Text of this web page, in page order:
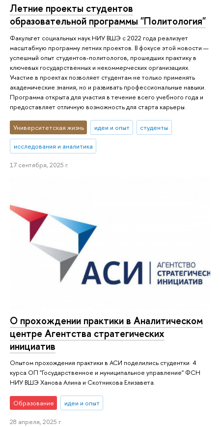
Летние проекты студентов
образовательной программы "Политология"
Факультет социальных наук НИУ ВШЭ с 2022 года реализует
масштабную программу летних проектов. В фокусе этой новости —
успешный опыт студентов-политологов, прошедших практику в
ключевых государственных и некоммерческих организациях.
Участие в проектах позволяет студентам не только применять
академические знания, но и развивать профессиональные навыки.
Программа открыта для участия в течение всего учебного года и
предоставляет отличную возможность для старта карьеры.
Университетская жизнь идеи и опыт студенты
исследования и аналитика
17 сентября, 2025 г.
О прохождении практики в Аналитическом
центре Агентства стратегических
инициатив
Опытом прохождения практики в АСИ поделились студентки 4
курса ОП "Государственное и муниципальное управление" ФСН
НИУ ВШЭ Ханова Алина и Скотникова Елизавета.
Образование идеи и опыт
28 апреля, 2025 г.